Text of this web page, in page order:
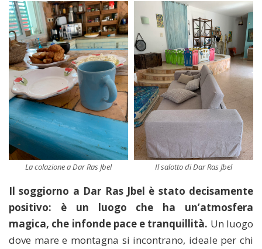
La colazione a Dar Ras Jbel Il salotto di Dar Ras Jbel
Il soggiorno a Dar Ras Jbel è stato decisamente
positivo: è un luogo che ha un’atmosfera
magica, che infonde pace e tranquillità. Un luogo
dove mare e montagna si incontrano, ideale per chi